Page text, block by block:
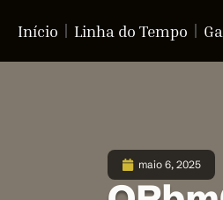
Início Linha do Tempo
maio 6, 2025